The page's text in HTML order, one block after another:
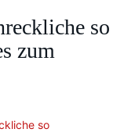
so
zum